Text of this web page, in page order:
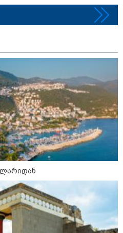
- ანტალია 826.90
- ჰერაკლიონი 2603.10
- ბუდაპეშტი 1049.00
ლარიდან